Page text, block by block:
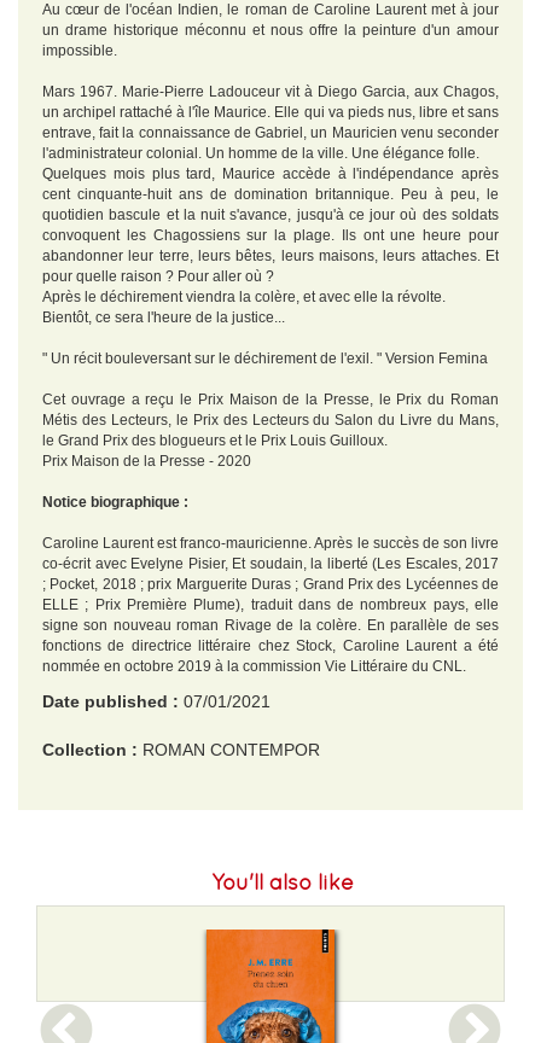
Au cœur de l'océan Indien, le roman de Caroline Laurent met à jour
un drame historique méconnu et nous offre la peinture d'un amour
impossible.
Mars 1967. Marie-Pierre Ladouceur vit à Diego Garcia, aux Chagos,
un archipel rattaché à l'île Maurice. Elle qui va pieds nus, libre et sans
entrave, fait la connaissance de Gabriel, un Mauricien venu seconder
l'administrateur colonial. Un homme de la ville. Une élégance folle.
Quelques mois plus tard, Maurice accède à l'indépendance après
cent cinquante-huit ans de domination britannique. Peu à peu, le
quotidien bascule et la nuit s'avance, jusqu'à ce jour où des soldats
convoquent les Chagossiens sur la plage. Ils ont une heure pour
abandonner leur terre, leurs bêtes, leurs maisons, leurs attaches. Et
pour quelle raison ? Pour aller où ?
Après le déchirement viendra la colère, et avec elle la révolte.
Bientôt, ce sera l'heure de la justice...
" Un récit bouleversant sur le déchirement de l'exil. " Version Femina
Cet ouvrage a reçu le Prix Maison de la Presse, le Prix du Roman
Métis des Lecteurs, le Prix des Lecteurs du Salon du Livre du Mans,
le Grand Prix des blogueurs et le Prix Louis Guilloux.
Prix Maison de la Presse - 2020
Notice biographique :
Caroline Laurent est franco-mauricienne. Après le succès de son livre
co-écrit avec Evelyne Pisier, Et soudain, la liberté (Les Escales, 2017
; Pocket, 2018 ; prix Marguerite Duras ; Grand Prix des Lycéennes de
ELLE ; Prix Première Plume), traduit dans de nombreux pays, elle
signe son nouveau roman Rivage de la colère. En parallèle de ses
fonctions de directrice littéraire chez Stock, Caroline Laurent a été
nommée en octobre 2019 à la commission Vie Littéraire du CNL.
Date published : 07/01/2021
Collection : ROMAN CONTEMPOR
You'll also like